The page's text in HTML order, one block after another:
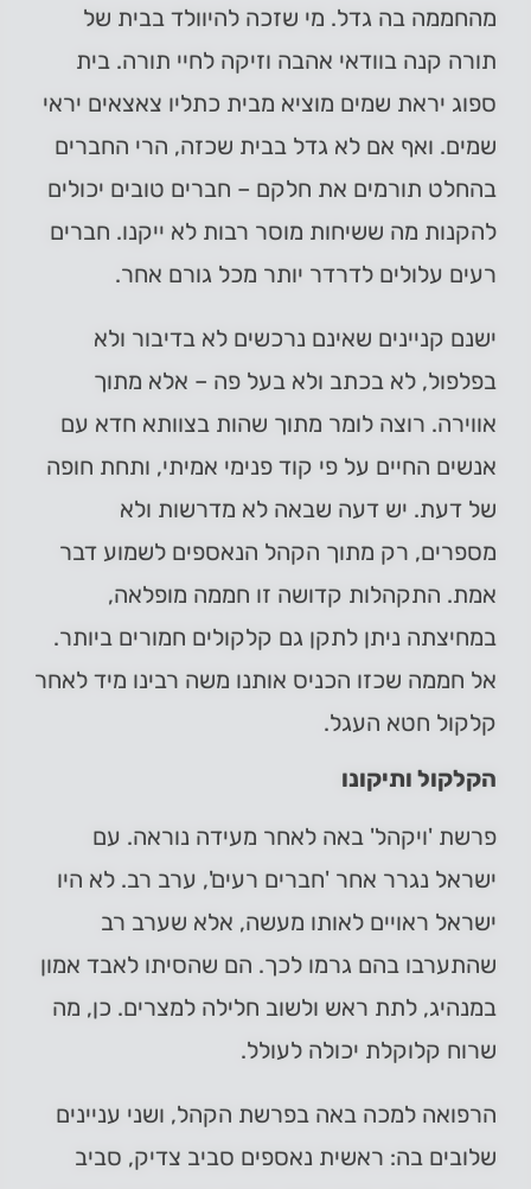
מהחממה בה גדל. מי שזכה להיוולד בבית של
תורה קנה בוודאי אהבה וזיקה לחיי תורה. בית
ספוג יראת שמים מוציא מבית כתליו צאצאים יראי
שמים. ואף אם לא גדל בבית שכזה, הרי החברים
בהחלט תורמים את חלקם – חברים טובים יכולים
להקנות מה ששיחות מוסר רבות לא ייקנו. חברים
רעים עלולים לדרדר יותר מכל גורם אחר.
ישנם קניינים שאינם נרכשים לא בדיבור ולא
בפלפול, לא בכתב ולא בעל פה – אלא מתוך
אווירה. רוצה לומר מתוך שהות בצוותא חדא עם
אנשים החיים על פי קוד פנימי אמיתי, ותחת חופה
של דעת. יש דעה שבאה לא מדרשות ולא
מספרים, רק מתוך הקהל הנאספים לשמוע דבר
אמת. התקהלות קדושה זו חממה מופלאה,
במחיצתה ניתן לתקן גם קלקולים חמורים ביותר.
אל חממה שכזו הכניס אותנו משה רבינו מיד לאחר
קלקול חטא העגל.
הקלקול ותיקונו
פרשת 'ויקהל' באה לאחר מעידה נוראה. עם
ישראל נגרר אחר 'חברים רעים', ערב רב. לא היו
ישראל ראויים לאותו מעשה, אלא שערב רב
שהתערבו בהם גרמו לכך. הם שהסיתו לאבד אמון
במנהיג, לתת ראש ולשוב חלילה למצרים. כן, מה
שרוח קלוקלת יכולה לעולל.
הרפואה למכה באה בפרשת הקהל, ושני עניינים
שלובים בה: ראשית נאספים סביב צדיק, סביב